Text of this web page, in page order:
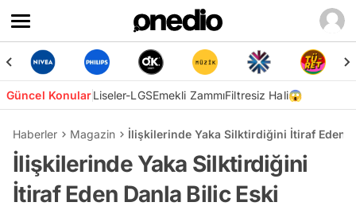
Güncel KonularLiseler-LGSEmekli ZammıFiltresiz Hali😱
Haberler Magazin İlişkilerinde Yaka Silktirdiğini İtiraf Eden
İlişkilerinde Yaka Silktirdiğini
İtiraf Eden Danla Bilic Eski